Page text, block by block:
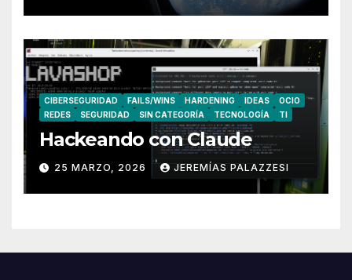
CIBERSEGURIDAD FAILS/WINS HARDENING IDEAS
OCIO
REDES
SEGURIDAD SIN CATEGORÍA TECNOLOGÍA TI
Hackeando con Claude
25 MARZO, 2026 JEREMÍAS PALAZZESI